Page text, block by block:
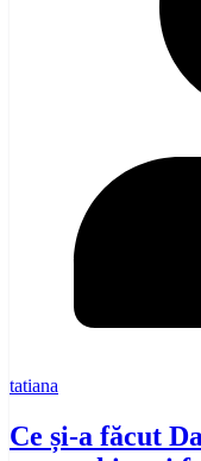
tatiana
Ce și-a făcut